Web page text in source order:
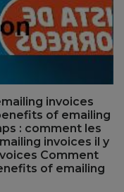
invoices
of emailing
: comment les
invoices il y
Comment
of emailing